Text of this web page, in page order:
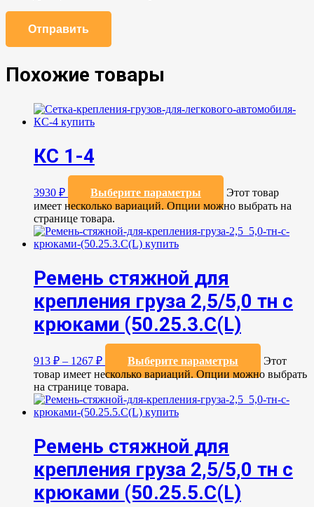
Похожие товары
КС 1-4
3930 ₽ Выберите параметры
Этот товар
имеет несколько вариаций. Опции можно выбрать на
странице товара.
Ремень стяжной для
крепления груза 2,5/5,0 тн с
крюками (50.25.3.C(L)
913 ₽ – 1267 ₽ Выберите параметры
Этот
товар имеет несколько вариаций. Опции можно выбрать
на странице товара.
Ремень стяжной для
крепления груза 2,5/5,0 тн с
крюками (50.25.5.C(L)